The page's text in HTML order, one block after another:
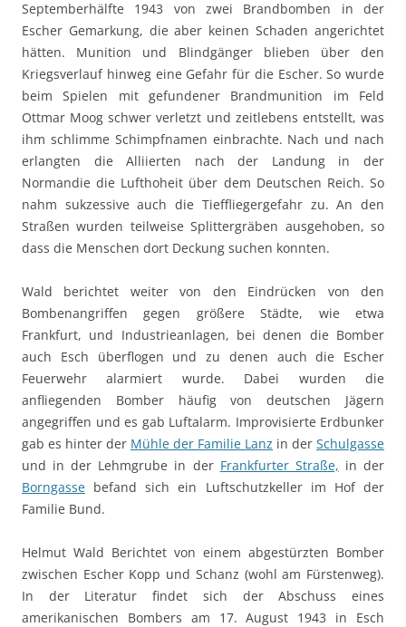
Septemberhälfte 1943 von zwei Brandbomben in der
Escher Gemarkung, die aber keinen Schaden angerichtet
hätten. Munition und Blindgänger blieben über den
Kriegsverlauf hinweg eine Gefahr für die Escher. So wurde
beim Spielen mit gefundener Brandmunition im Feld
Ottmar Moog schwer verletzt und zeitlebens entstellt, was
ihm schlimme Schimpfnamen einbrachte. Nach und nach
erlangten die Alliierten nach der Landung in der
Normandie die Lufthoheit über dem Deutschen Reich. So
nahm sukzessive auch die Tieffliegergefahr zu. An den
Straßen wurden teilweise Splittergräben ausgehoben, so
dass die Menschen dort Deckung suchen konnten.
Wald berichtet weiter von den Eindrücken von den
Bombenangriffen gegen größere Städte, wie etwa
Frankfurt, und Industrieanlagen, bei denen die Bomber
auch Esch überflogen und zu denen auch die Escher
Feuerwehr alarmiert wurde. Dabei wurden die
anfliegenden Bomber häufig von deutschen Jägern
angegriffen und es gab Luftalarm. Improvisierte Erdbunker
gab es hinter der Mühle der Familie Lanz in der Schulgasse
und in der Lehmgrube in der Frankfurter Straße, in der
Borngasse befand sich ein Luftschutzkeller im Hof der
Familie Bund.
Helmut Wald Berichtet von einem abgestürzten Bomber
zwischen Escher Kopp und Schanz (wohl am Fürstenweg).
In der Literatur findet sich der Abschuss eines
amerikanischen Bombers am 17. August 1943 in Esch